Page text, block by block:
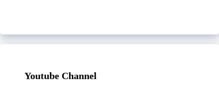
Youtube Channel